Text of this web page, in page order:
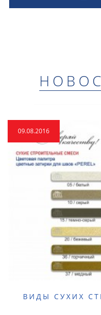
09.08.2016
ВИДЫ СУХИХ